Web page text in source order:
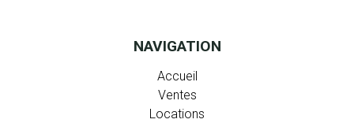
NAVIGATION
Accueil
Ventes
Locations